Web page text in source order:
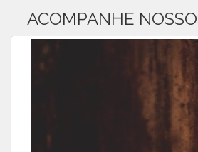
ACOMPANHE